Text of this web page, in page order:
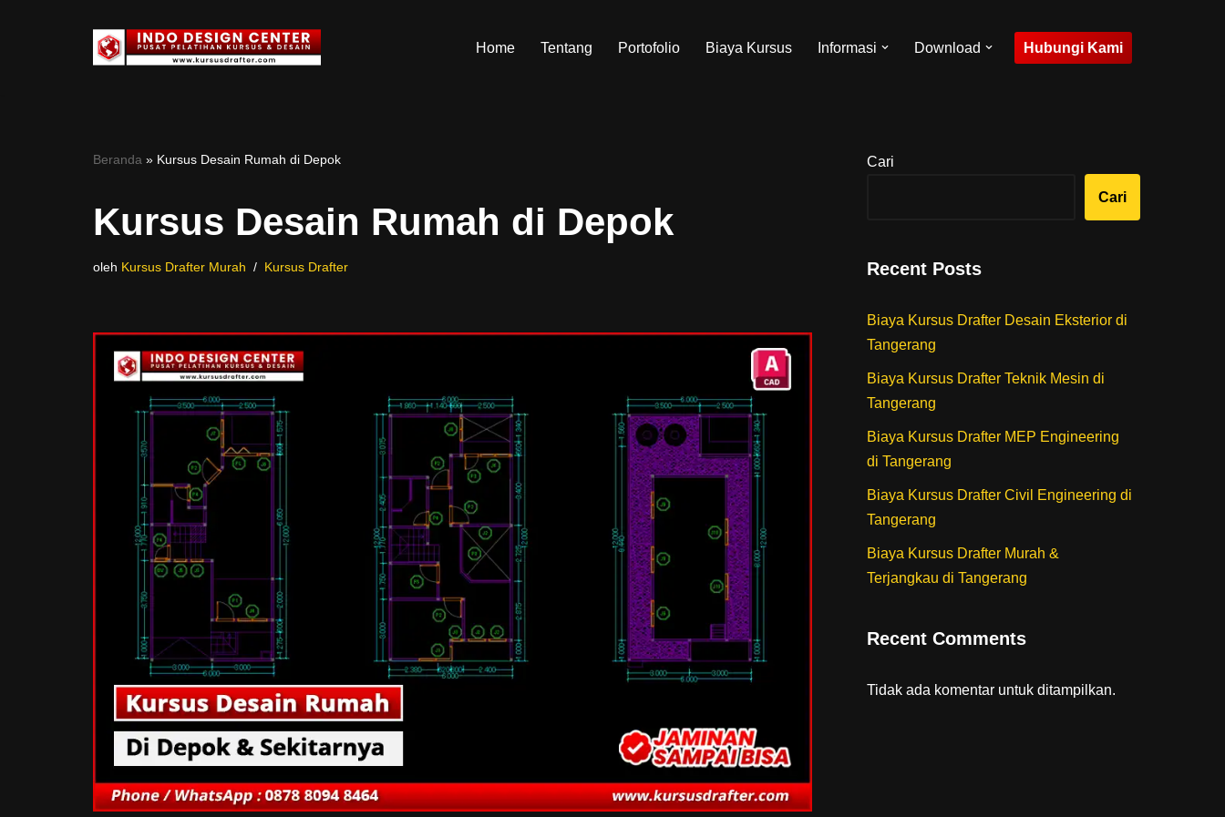
Home Tentang Portofolio Biaya Kursus Informasi Download Hubungi Kami
Beranda » Kursus Desain Rumah di Depok
Kursus Desain Rumah di Depok
oleh Kursus Drafter Murah Kursus Drafter
Cari
Cari
Recent Posts
Biaya Kursus Drafter Desain Eksterior di
Tangerang
Biaya Kursus Drafter Teknik Mesin di
Tangerang
Biaya Kursus Drafter MEP Engineering
di Tangerang
Biaya Kursus Drafter Civil Engineering di
Tangerang
Biaya Kursus Drafter Murah &
Terjangkau di Tangerang
Recent Comments
Tidak ada komentar untuk ditampilkan.